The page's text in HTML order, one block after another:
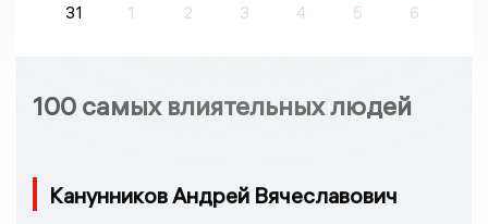
31
1 2 3 4 5 6
100 самых влиятельных людей
Канунников Андрей Вячеславович